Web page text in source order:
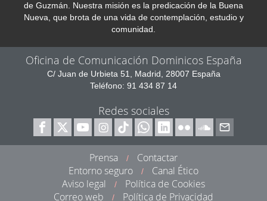
de Guzmán. Nuestra misión es la predicación de la Buena
Nueva, que brota de una vida de contemplación, estudio y
comunidad.
Oficina de Comunicación Dominicos España
C/ Juan de Urbieta 51, Madrid, 28007 España
Teléfono: 91 434 87 14
Redes sociales
Prensa /
Contactar
Entorno seguro
/
Canal Ético
Aviso legal
/
Política de Cookies
Correo web
/ Política de Privacidad